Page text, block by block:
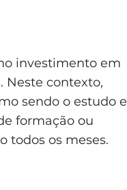
investimento em
. Neste contexto,
sendo o estudo e
formação ou
todos os meses.